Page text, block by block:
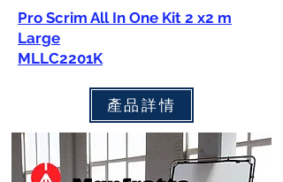
Pro Scrim All In One Kit 2 x2 m
Large
MLLC2201K
產品詳情